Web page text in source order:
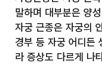
말하며 대부분은 양
자궁 근종은 자궁의
경부 등 자궁 어디든
라 증상도 다르게 나